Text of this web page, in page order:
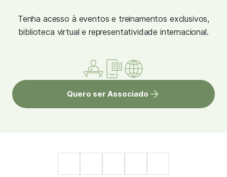
Tenha acesso à eventos e treinamentos exclusivos,
biblioteca virtual e representatividade internacional.
Quero ser Associado